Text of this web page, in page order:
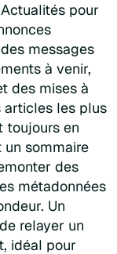
pour
messages
à venir,
des mises à
articles les plus
toujours en
un sommaire
des
métadonnées
Un
relayer un
idéal pour